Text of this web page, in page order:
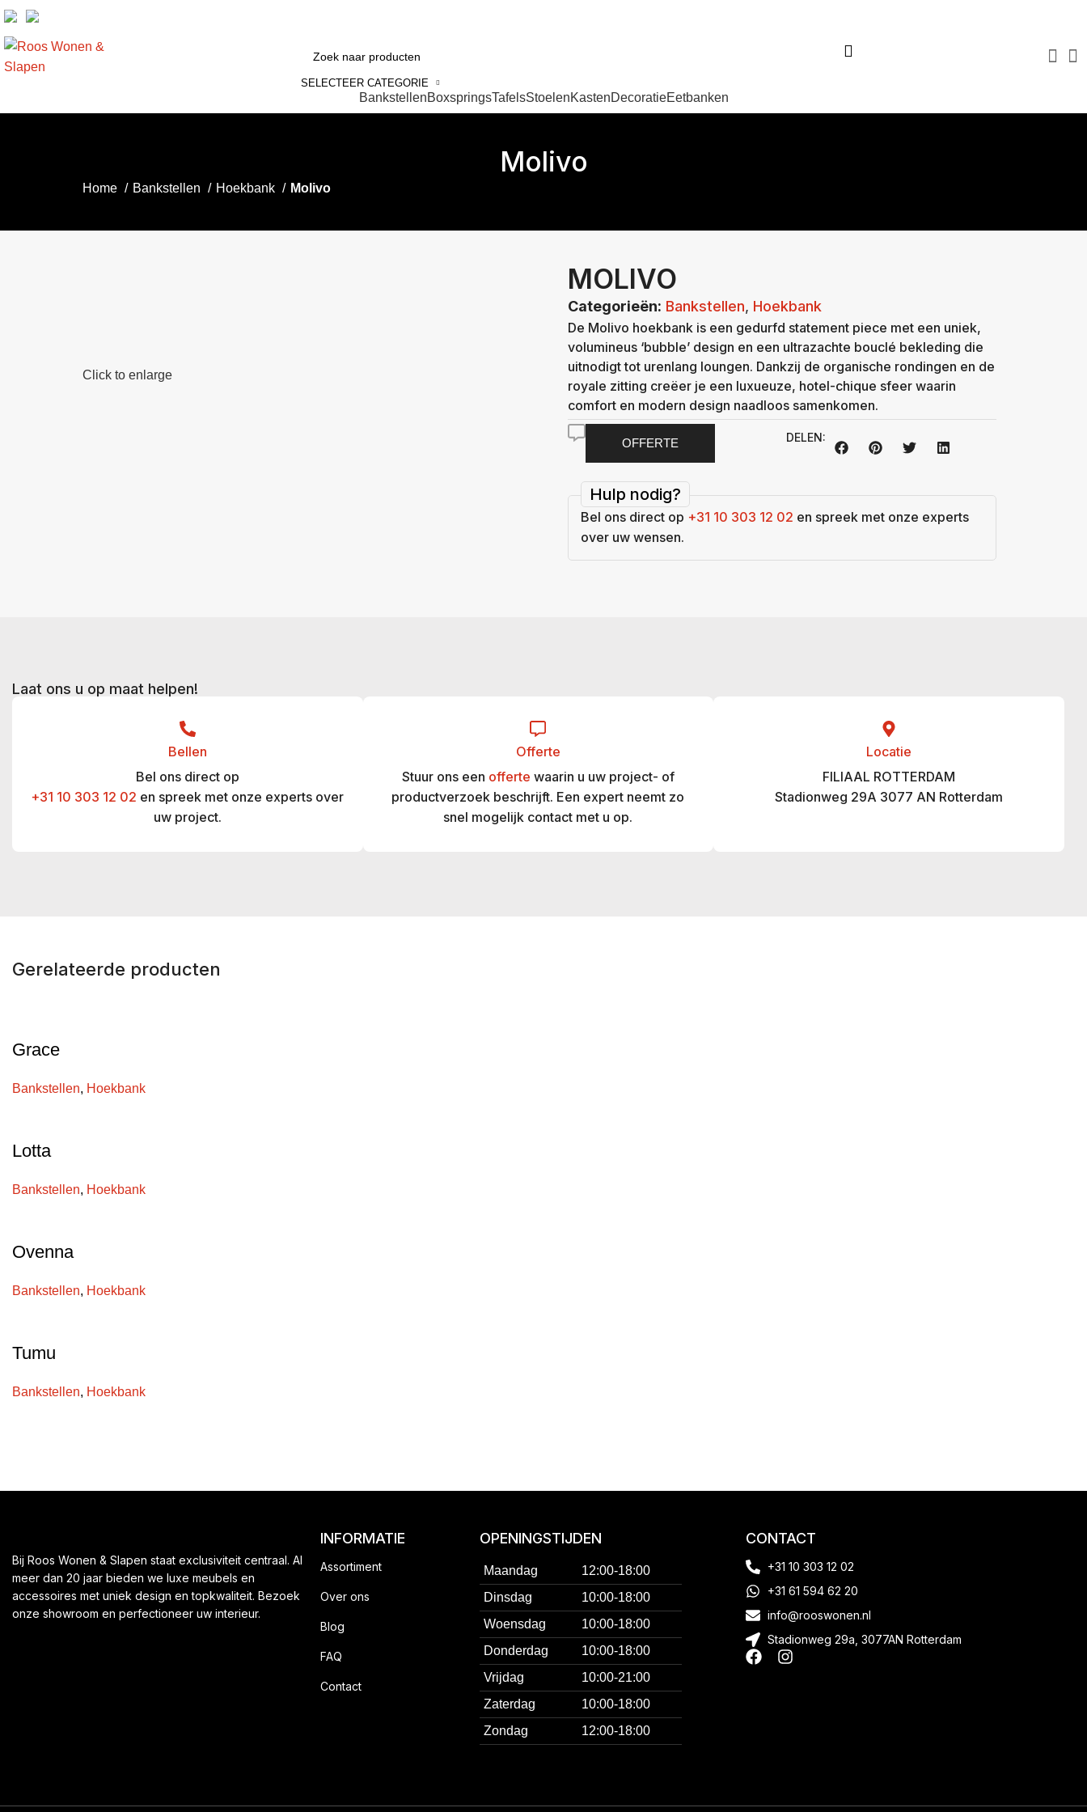
SELECTEER CATEGORIE
BankstellenBoxspringsTafelsStoelenKastenDecoratieEetbanken
Molivo
Home Bankstellen Hoekbank Molivo
Click to enlarge
MOLIVO
Categorieën: Bankstellen, Hoekbank
De Molivo hoekbank is een gedurfd statement piece met een uniek,
volumineus ‘bubble’ design en een ultrazachte bouclé bekleding die
uitnodigt tot urenlang loungen. Dankzij de organische rondingen en de
royale zitting creëer je een luxueuze, hotel-chique sfeer waarin
comfort en modern design naadloos samenkomen.
OFFERTE DELEN:
Hulp nodig?
Bel ons direct op +31 10 303 12 02 en spreek met onze experts
over uw wensen.
Laat ons u op maat helpen!
Bellen
Bel ons direct op
+31 10 303 12 02 en spreek met onze experts over
uw project.
Offerte
Stuur ons een offerte waarin u uw project- of
productverzoek beschrijft. Een expert neemt zo
snel mogelijk contact met u op.
Locatie
FILIAAL ROTTERDAM
Stadionweg 29A 3077 AN Rotterdam
Gerelateerde producten
Grace
Bankstellen, Hoekbank
Lotta
Bankstellen, Hoekbank
Ovenna
Bankstellen, Hoekbank
Tumu
Bankstellen, Hoekbank
Bij Roos Wonen & Slapen staat exclusiviteit centraal. Al
meer dan 20 jaar bieden we luxe meubels en
accessoires met uniek design en topkwaliteit. Bezoek
onze showroom en perfectioneer uw interieur.
INFORMATIE
Assortiment
Over ons
Blog
FAQ
Contact
OPENINGSTIJDEN
Maandag
12:00-18:00
Dinsdag
10:00-18:00
Woensdag
10:00-18:00
Donderdag
10:00-18:00
Vrijdag
10:00-21:00
Zaterdag
10:00-18:00
Zondag
12:00-18:00
CONTACT
+31 10 303 12 02
+31 61 594 62 20
info@rooswonen.nl
Stadionweg 29a, 3077AN Rotterdam